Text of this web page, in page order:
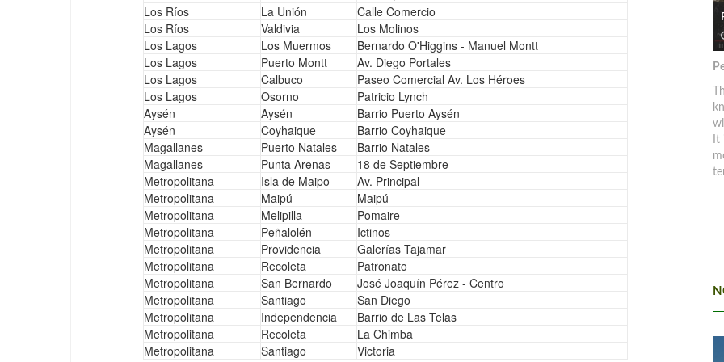
Los Ríos
La Unión
Calle Comercio
Los Ríos
Valdivia
Los Molinos
Los Lagos
Los Muermos
Bernardo O'Higgins - Manuel Montt
Los Lagos
Puerto Montt
Av. Diego Portales
Los Lagos
Calbuco
Paseo Comercial Av. Los Héroes
Los Lagos
Osorno
Patricio Lynch
Aysén
Aysén
Barrio Puerto Aysén
Aysén
Coyhaique
Barrio Coyhaique
Magallanes
Puerto Natales
Barrio Natales
Magallanes
Punta Arenas
18 de Septiembre
Metropolitana
Isla de Maipo
Av. Principal
Metropolitana
Maipú
Maipú
Metropolitana
Melipilla
Pomaire
Metropolitana
Peñalolén
Ictinos
Metropolitana
Providencia
Galerías Tajamar
Metropolitana
Recoleta
Patronato
Metropolitana
San Bernardo
José Joaquín Pérez - Centro
Metropolitana
Santiago
San Diego
Metropolitana
Independencia
Barrio de Las Telas
Metropolitana
Recoleta
La Chimba
Metropolitana
Santiago Victoria
It